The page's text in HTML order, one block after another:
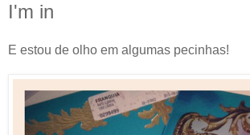
I'm in
E estou de olho em algumas pecinhas!